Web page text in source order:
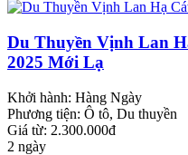
Du Thuyền Vịnh Lan
2025 Mới Lạ
Khởi hành: Hàng Ngày
Phương tiện: Ô tô, Du thuyền
Giá từ: 2.300.000đ
2 ngày